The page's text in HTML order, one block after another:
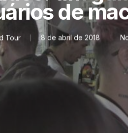
de
Tour 8 de abril de 2018